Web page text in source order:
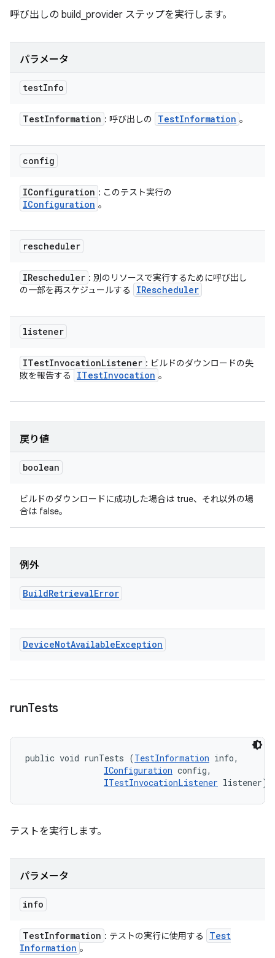
呼び出しの build_provider ステップを実行します。
パラメータ
testInfo
TestInformation : 呼び出しの TestInformation 。
config
IConfiguration : このテスト実行の
IConfiguration 。
rescheduler
IRescheduler : 別のリソースで実行するために呼び出し
の一部を再スケジュールする
IRescheduler
listener
ITestInvocationListener : ビルドのダウンロードの失
敗を報告する
ITestInvocation 。
戻り値
boolean
ビルドのダウンロードに成功した場合は true、それ以外の場
合は false。
例外
BuildRetrievalError
DeviceNotAvailableException
runTests
public void runTests (TestInformation info,
IConfiguration config,
ITestInvocationListener listener)
テストを実行します。
パラメータ
info
TestInformation : テストの実行に使用する
Test
Information 。